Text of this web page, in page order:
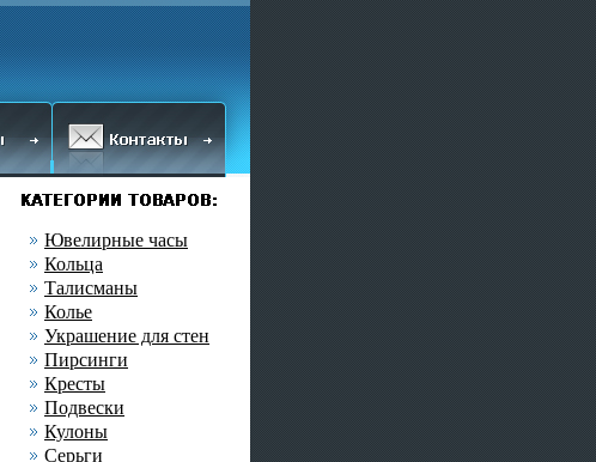
Ювелирные часы
Кольца
Талисманы
Колье
Украшение для стен
Пирсинги
Кресты
Подвески
Кулоны
Серьги